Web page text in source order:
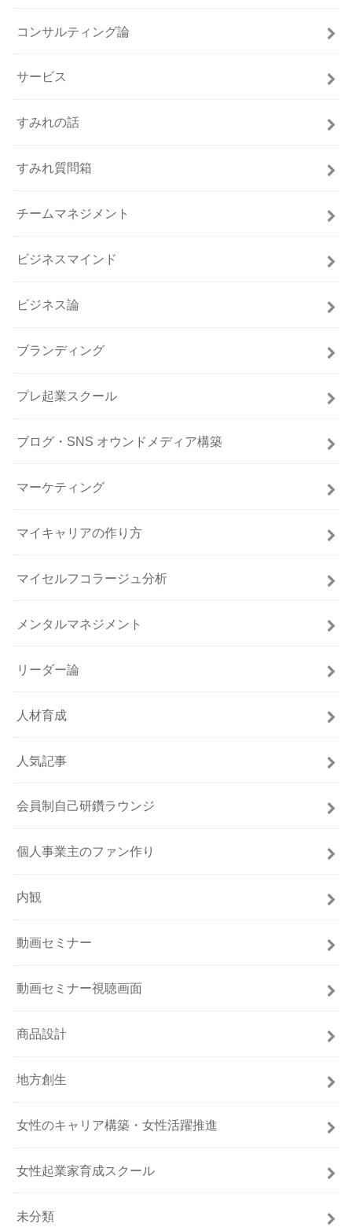
コンサルティング論
サービス
すみれの話
すみれ質問箱
チームマネジメント
ビジネスマインド
ビジネス論
ブランディング
プレ起業スクール
ブログ・SNS オウンドメディア構築
マーケティング
マイキャリアの作り方
マイセルフコラージュ分析
メンタルマネジメント
リーダー論
人材育成
人気記事
会員制自己研鑽ラウンジ
個人事業主のファン作り
内観
動画セミナー
動画セミナー視聴画面
商品設計
地方創生
女性のキャリア構築・女性活躍推進
女性起業家育成スクール
未分類